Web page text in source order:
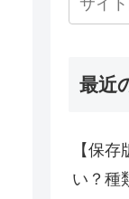
最近
【保
い？種